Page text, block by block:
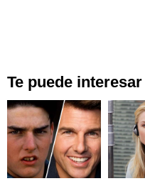
Te puede interesar